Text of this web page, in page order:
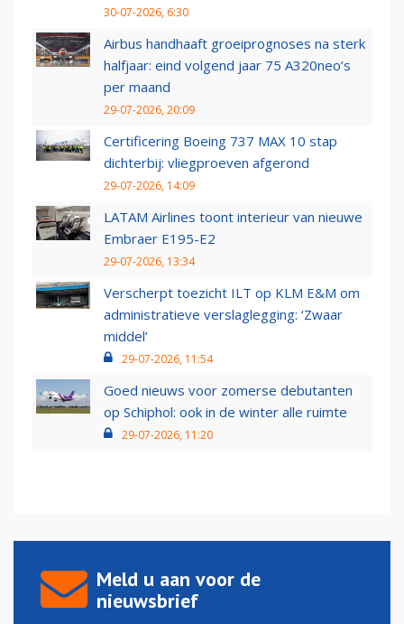
30-07-2026, 6:30
Airbus handhaaft groeiprognoses na sterk
halfjaar: eind volgend jaar 75 A320neo’s
per maand
29-07-2026, 20:09
Certificering Boeing 737 MAX 10 stap
dichterbij: vliegproeven afgerond
29-07-2026, 14:09
LATAM Airlines toont interieur van nieuwe
Embraer E195-E2
29-07-2026, 13:34
Verscherpt toezicht ILT op KLM E&M om
administratieve verslaglegging: ‘Zwaar
middel’
29-07-2026, 11:54
Goed nieuws voor zomerse debutanten
op Schiphol: ook in de winter alle ruimte
29-07-2026, 11:20
Meld u aan voor de
nieuwsbrief